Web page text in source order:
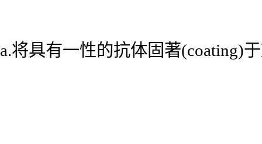
a.将具有一性的抗体固著(coating)